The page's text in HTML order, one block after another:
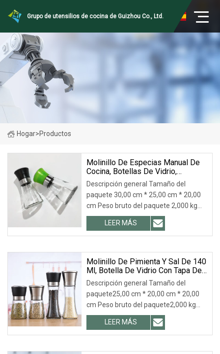
Grupo de utensilios de cocina de Guizhou Co., Ltd.
Hogar>Productos
Molinillo De Especias Manual De
Cocina, Botellas De Vidrio,
Condimentos Para Chile, Sal Y
Pimienta Con Tapa De Plástico.
Descripción general Tamaño del
paquete 30,00 cm * 25,00 cm * 20,00
cm Peso bruto del paquete 2,000 kg
Molinillo de especias manual de gran
venta en Amazon Molinillo de pimienta
Molinillos de sal y pimienta Molinillo de
de alta resistencia
LEER MÁS
Molinillo De Pimienta Y Sal De 140
Ml, Botella De Vidrio Con Tapa De
Plástico De Rosca.
Descripción general Tamaño del
paquete25,00 cm * 20,00 cm * 20,00
cm Peso bruto del paquete2,000 kg
Acero inoxidable y vidrio de alta
calidad: el molinillo de sal y pimienta
está hecho de acero inoxidable de
LEER MÁS